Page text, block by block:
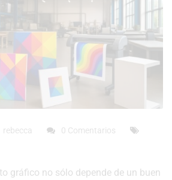
rebecca
0 Comentarios
gráfico no sólo depende de un buen